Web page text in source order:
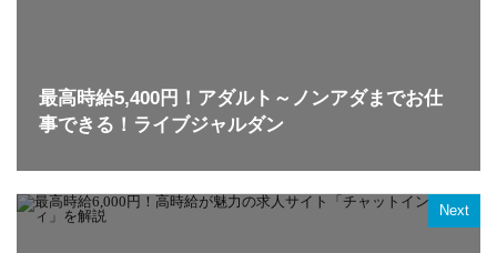
最高時給5,400円！アダルト～ノンアダまでお仕
事できる！ライブジャルダン
Next